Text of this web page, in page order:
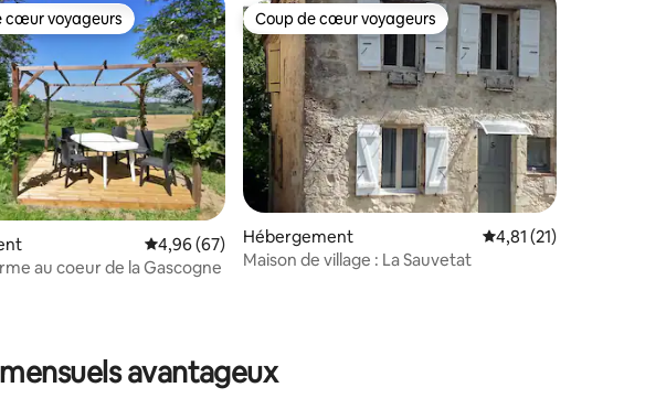
base de 77 commentaires : 4,94 sur 5
voyageurs les plus appréciés
cœur voyageurs
Évaluation moyenne sur la base de 67 commentaires : 4,96 sur 5
4,96 (67)
au coeur de la Gascogne
Coup de cœur voyageurs
Coup de cœur voyageurs
Hébergement Évaluation moyenne
4,81 (21)
Maison de village : La Sauvetat
avantageux